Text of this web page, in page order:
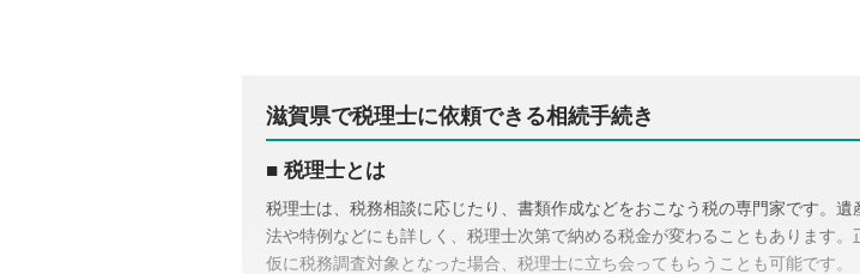
滋賀県で税理士に依頼できる相続手続き
税理士とは
税理士は、税務相談に応じたり、書類作成などをおこなう税の専門家です。
法や特例などにも詳しく、税理士次第で納める税金が変わることもあります
仮に税務調査対象となった場合、税理士に立ち会ってもらうことも可能です。